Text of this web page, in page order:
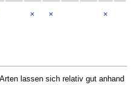
× × ×
lassen sich relativ gut anhand